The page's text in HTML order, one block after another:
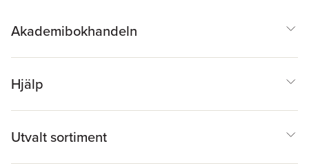
Akademibokhandeln
Hjälp
Utvalt sortiment